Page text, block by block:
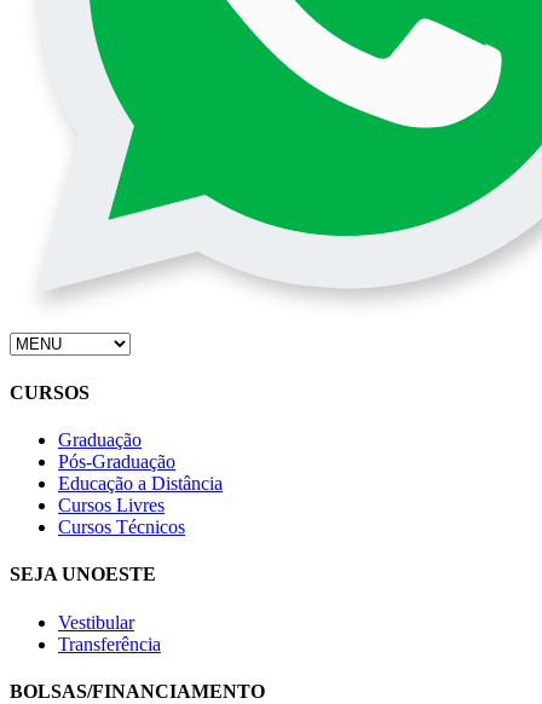
CURSOS
Graduação
Pós-Graduação
Educação a Distância
Cursos Livres
Cursos Técnicos
SEJA UNOESTE
Vestibular
Transferência
BOLSAS/FINANCIAMENTO